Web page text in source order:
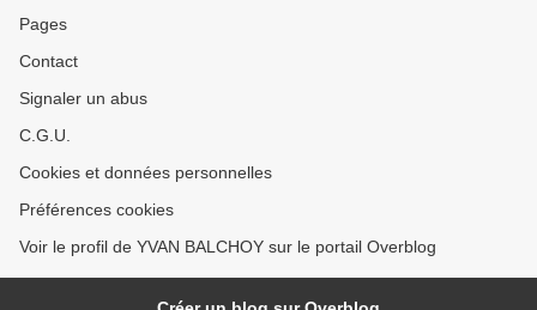
Pages
Contact
Signaler un abus
C.G.U.
Cookies et données personnelles
Préférences cookies
Voir le profil de YVAN BALCHOY sur le portail Overblog